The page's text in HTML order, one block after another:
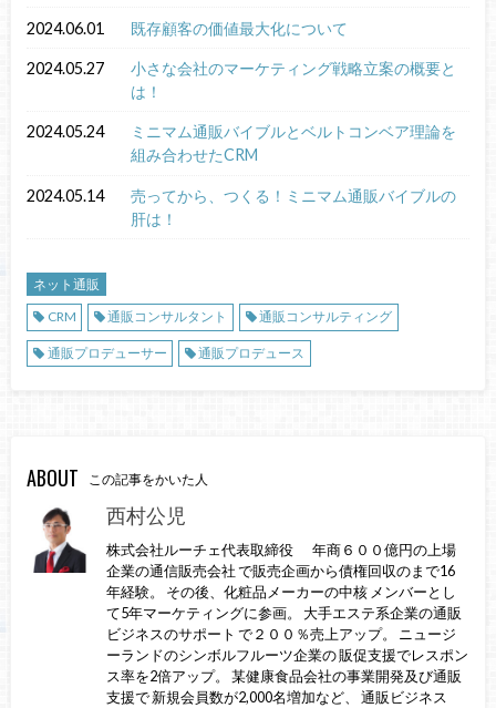
2024.06.01 既存顧客の価値最大化について
2024.05.27
小さな会社のマーケティング戦略立案の概要と
は！
2024.05.24
ミニマム通販バイブルとベルトコンベア理論を
組み合わせたCRM
2024.05.14
売ってから、つくる！ミニマム通販バイブルの
肝は！
ネット通販
CRM
通販コンサルタント 通販コンサルティング
通販プロデューサー 通販プロデュース
ABOUT この記事をかいた人
西村公児
株式会社ルーチェ代表取締役 年商６００億円の上場
企業の通信販売会社 で販売企画から債権回収のまで16
年経験。 その後、化粧品メーカーの中核 メンバーとし
て5年マーケティングに参画。 大手エステ系企業の通販
ビジネスのサポート で２００％売上アップ。 ニュージ
ーランドのシンボルフルーツ企業の 販促支援でレスポン
ス率を2倍アップ。 某健康食品会社の事業開発及び通販
支援で 新規会員数が2,000名増加など、 通販ビジネス